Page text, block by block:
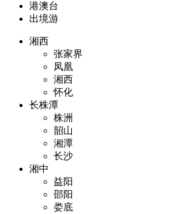
港澳台
出境游
湘西
张家界
凤凰
湘西
怀化
长株潭
株洲
韶山
湘潭
长沙
湘中
益阳
邵阳
娄底